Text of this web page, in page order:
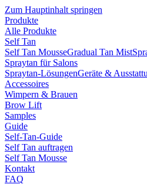
Zum Hauptinhalt springen
Produkte
Alle Produkte
Self Tan
Self Tan MousseGradual Tan Mist
Spraytan für Salons
Spraytan-LösungenGeräte &
Accessoires
Wimpern & Brauen
Brow Lift
Samples
Guide
Self-Tan-Guide
Self Tan auftragen
Self Tan Mousse
Kontakt
FAQ